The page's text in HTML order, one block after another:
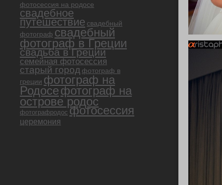
фотосессия на родосе
свадебное
путешествие свадебный
фотограф свадебный
фотограф в Греции
свадьба в Греции
семейная фотосессия
старый город фотограф в
греции фотограф на
Родосефотограф на
острове родос
фотографродос фотосессия
церемония